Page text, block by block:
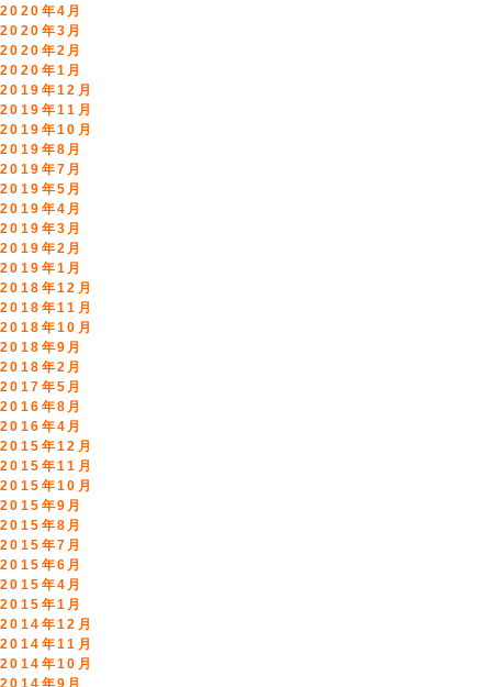
2020年4月
2020年3月
2020年2月
2020年1月
2019年12月
2019年11月
2019年10月
2019年8月
2019年7月
2019年5月
2019年4月
2019年3月
2019年2月
2019年1月
2018年12月
2018年11月
2018年10月
2018年9月
2018年2月
2017年5月
2016年8月
2016年4月
2015年12月
2015年11月
2015年10月
2015年9月
2015年8月
2015年7月
2015年6月
2015年4月
2015年1月
2014年12月
2014年11月
2014年10月
2014年9月